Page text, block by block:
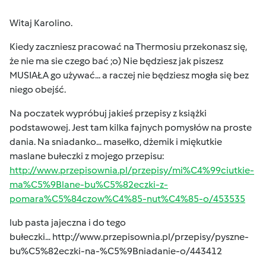
Witaj Karolino.
Kiedy zaczniesz pracować na Thermosiu przekonasz się,
że nie ma sie czego bać ;o) Nie będziesz jak piszesz
MUSIAŁA go używać... a raczej nie będziesz mogła się bez
niego obejść.
Na poczatek wypróbuj jakieś przepisy z książki
podstawowej. Jest tam kilka fajnych pomysłów na proste
dania. Na sniadanko... masełko, dżemik i miękutkie
maslane bułeczki z mojego przepisu:
http://www.przepisownia.pl/przepisy/mi%C4%99ciutkie-
ma%C5%9Blane-bu%C5%82eczki-z-
pomara%C5%84czow%C4%85-nut%C4%85-o/453535
lub pasta jajeczna i do tego
bułeczki... http://www.przepisownia.pl/przepisy/pyszne-
bu%C5%82eczki-na-%C5%9Bniadanie-o/443412